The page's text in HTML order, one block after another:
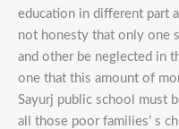
education in different part
not honesty that only one
and other be neglected in
one that this amount of
Sayurj public school must
all those poor families’ s